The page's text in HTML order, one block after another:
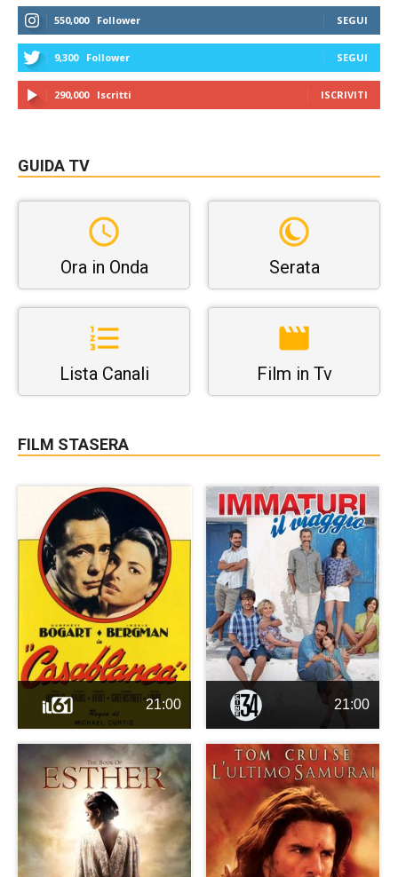
550,000 Follower SEGUI
9,300 Follower SEGUI
290,000 Iscritti ISCRIVITI
GUIDA TV
Ora in Onda Serata
Lista Canali Film in Tv
FILM STASERA
21:00 21:00